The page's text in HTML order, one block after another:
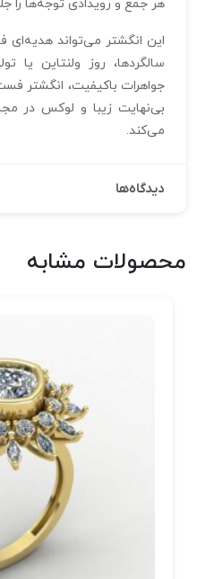
هر جمع و رویدادی توجه‌ها را
این انگشتر می‌تواند هدیه‌ای
سالگردها، روز ولنتاین یا
بی‌نهایت زیبا و لوکس در
می‌کند.
دیدگاه‌ها
محصولات مشابه